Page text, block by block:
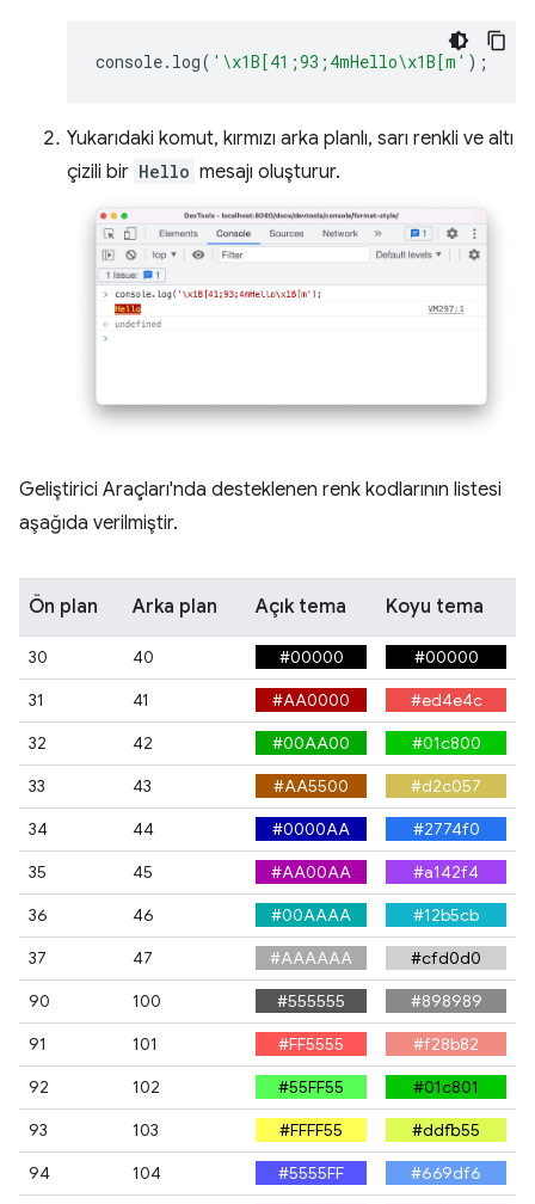
console. log( '\x1B[41;93;4mHello\x1B[m' );
Yukarıdaki komut, kırmızı arka planlı, sarı renkli ve altı
çizili bir Hello mesajı oluşturur.
Geliştirici Araçları'nda desteklenen renk kodlarının listesi
aşağıda verilmiştir.
Ön plan Arka plan Açık tema Koyu tema
30 40 #00000
#00000
31
41 #AA0000
#ed4e4c
32
42 #00AA00
#01c800
33
43 #AA5500
#d2c057
34
44 #0000AA
#2774f0
35
45 #AA00AA
#a142f4
36
46 #00AAAA
#12b5cb
37
47 #AAAAAA
#cfd0d0
90
100 #555555
#898989
91
101 #FF5555
#f28b82
92
102 #55FF55
#01c801
93
103 #FFFF55
#ddfb55
94
104 #5555FF
#669df6